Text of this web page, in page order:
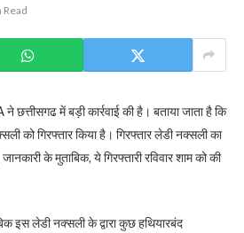
Read
छत्तीसगढ में बड़ी कार्रवाई की है। बताया जाता है कि
को गिरफ्तार किया है। गिरफ्तार लेडी नक्सली का
के मुताबिक, ये गिरफ्तारी रविवार शाम को की
इस लेडी नक्सली के द्वारा कुछ हथियारबंद